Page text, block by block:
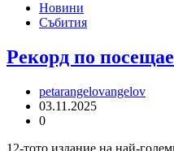
Новини
Събития
Рекорд по
petarangelovangelov
03.11.2025
0
12-тото издание на най-